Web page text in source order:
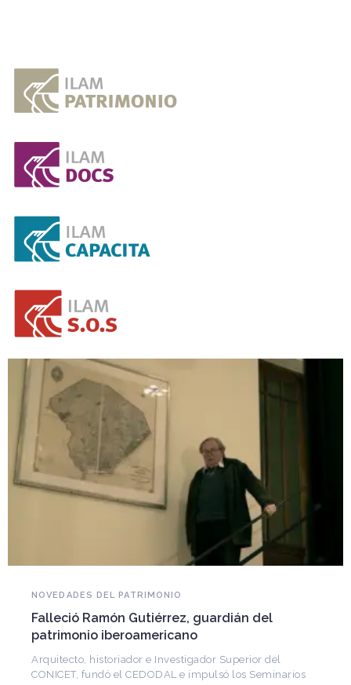
NOVEDADES DEL PATRIMONIO
Falleció Ramón Gutiérrez, guardián del
patrimonio iberoamericano
Arquitecto, historiador e Investigador Superior del
CONICET, fundó el CEDODAL e impulsó los Seminarios